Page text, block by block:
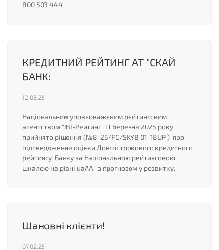
800 503 444
КРЕДИТНИЙ РЕЙТИНГ АТ "СКАЙ
БАНК:
12.03.25
Національним уповноваженим рейтинговим
агентством "ІВІ-Рейтинг" 11 березня 2025 року
прийнято рішення (№8-25/FC/SKYB 01-18UP ) про
підтвердження оцінки Довгострокового кредитного
рейтингу Банку за Національною рейтинговою
шкалою на рівні uaAA- з прогнозом у розвитку.
Шановні клієнти!
07.02.25